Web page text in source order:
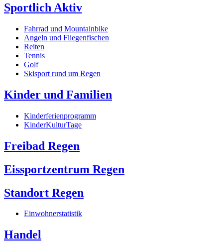
Sportlich Aktiv
Fahrrad und Mountainbike
Angeln und Fliegenfischen
Reiten
Tennis
Golf
Skisport rund um Regen
Kinder und Familien
Kinderferienprogramm
KinderKulturTage
Freibad Regen
Eissportzentrum Regen
Standort Regen
Einwohnerstatistik
Handel